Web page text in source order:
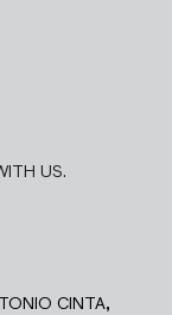
US.
CINTA,